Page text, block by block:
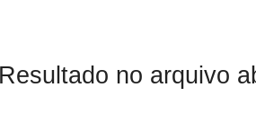
no arquivo